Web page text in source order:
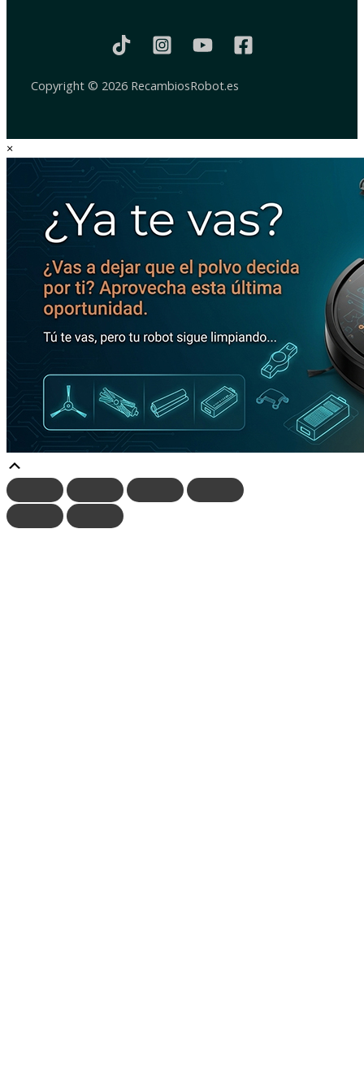
Copyright © 2026 RecambiosRobot.es
×